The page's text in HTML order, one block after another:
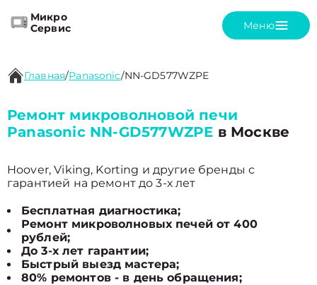
Микро
Сервис
Меню
Главная/Panasonic/NN-GD577WZPE
Ремонт микроволновой печи
Panasonic NN-GD577WZPE в Москве
Hoover, Viking, Korting и другие бренды с
гарантией на ремонт до 3-х лет
Бесплатная диагностика;
Ремонт микроволновых печей от 400
рублей;
До 3-х лет гарантии;
Быстрый выезд мастера;
80% ремонтов - в день обращения;